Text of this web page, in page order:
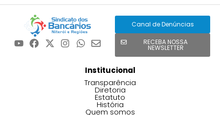
Canal de Denúncias
RECEBA NOSSA
NEWSLETTER
Institucional
Transparência
Diretoria
Estatuto
História
Quem somos